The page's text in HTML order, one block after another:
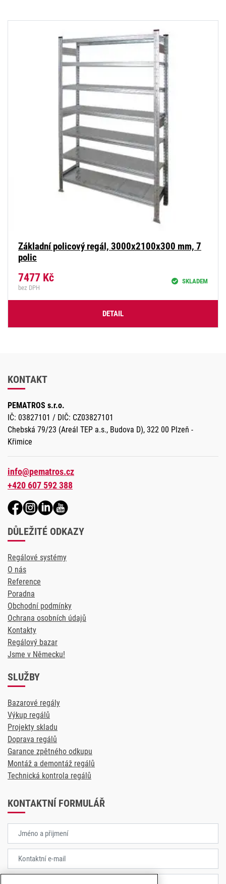
Základní policový regál, 3000x2100x300 mm, 7
polic
7477 Kč
bez DPH
SKLADEM
DETAIL
KONTAKT
PEMATROS s.r.o.
IČ: 03827101 / DIČ: CZ03827101
Chebská 79/23 (Areál TEP a.s., Budova D), 322 00 Plzeň -
Křimice
info@pematros.cz
+420 607 592 388
DŮLEŽITÉ ODKAZY
Regálové systémy
O nás
Reference
Poradna
Obchodní podmínky
Ochrana osobních údajů
Kontakty
Regálový bazar
Jsme v Německu!
SLUŽBY
Bazarové regály
Výkup regálů
Projekty skladu
Doprava regálů
Garance zpětného odkupu
Montáž a demontáž regálů
Technická kontrola regálů
KONTAKTNÍ FORMULÁŘ